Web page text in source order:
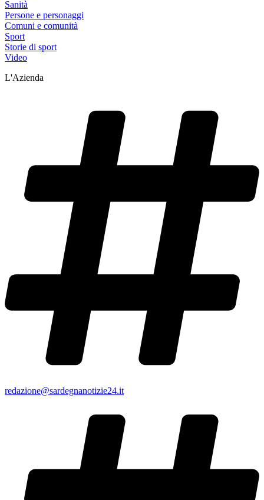
Sanità
Persone e personaggi
Comuni e comunità
Sport
Storie di sport
Video
L'Azienda
redazione@sardegnanotizie24.it